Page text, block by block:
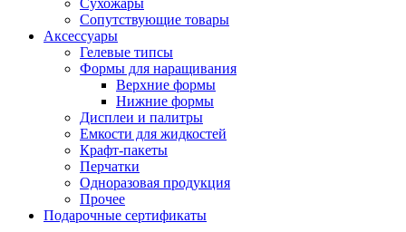
Сухожары
Сопутствующие товары
Аксессуары
Гелевые типсы
Формы для наращивания
Верхние формы
Нижние формы
Дисплеи и палитры
Емкости для жидкостей
Крафт-пакеты
Перчатки
Одноразовая продукция
Прочее
Подарочные сертификаты